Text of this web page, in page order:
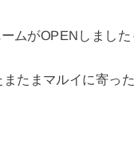
ムがOPENしました
たまマルイに寄っ